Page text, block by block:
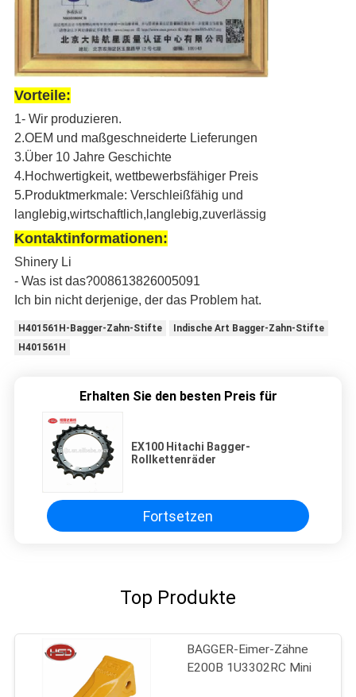
Vorteile:
1- Wir produzieren.
2.OEM und maßgeschneiderte Lieferungen
3.Über 10 Jahre Geschichte
4.Hochwertigkeit, wettbewerbsfähiger Preis
5.Produktmerkmale: Verschleißfähig und
langlebig,wirtschaftlich,langlebig,zuverlässig
Kontaktinformationen:
Shinery Li
- Was ist das?008613826005091
Ich bin nicht derjenige, der das Problem hat.
H401561H-Bagger-Zahn-Stifte
Indische Art Bagger-Zahn-Stifte
H401561H
Erhalten Sie den besten Preis für
EX100 Hitachi Bagger-
Rollkettenräder
Fortsetzen
Top Produkte
BAGGER-Eimer-Zähne
E200B 1U3302RC Mini